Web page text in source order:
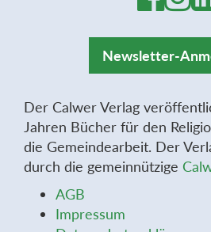
Newsletter-
Der Calwer Verlag
Jahren Bücher für den
die Gemeindearbeit. Der
durch die gemeinnützige
AGB
Impressum